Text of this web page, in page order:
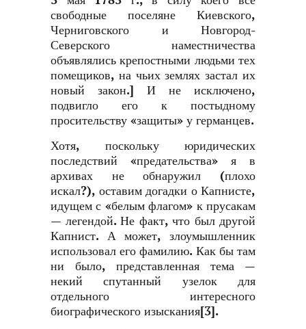
свободные поселяне Киевского,
Черниговского и Новгород-
Северского наместничества
объявлялись крепостными людьми тех
помещиков, на чьих землях застал их
новый закон.] И не исключено,
подвигло его к постыдному
просительству «защиты» у германцев.
Хотя, поскольку юридических
последствий «предательства» я в
архивах не обнаружил (плохо
искал?), оставим догадки о Капнисте,
идущем с «белым флагом» к прусакам
— легендой. Не факт, что был другой
Капнист. А может, злоумышленник
использовал его фамилию. Как бы там
ни было, представленная тема —
некий спутанный узелок для
отдельного интересного
биографического изыскания[3].